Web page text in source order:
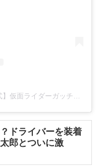
ドライバーを装着
郎とついに激